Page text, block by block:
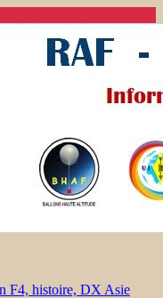
F4, histoire, DX Asie